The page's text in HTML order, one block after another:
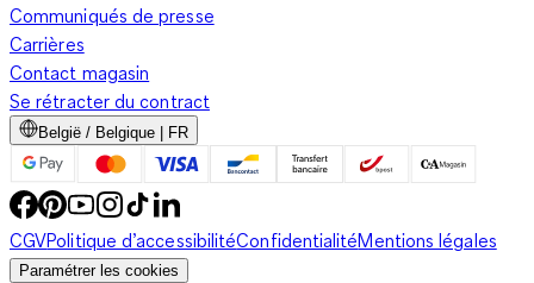
Communiqués de presse
Carrières
Contact magasin
Se rétracter du contract
België / Belgique | FR
CGVPolitique d’accessibilitéConfidentialitéMentions légales
Paramétrer les cookies